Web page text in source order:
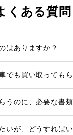
くある質問
はありますか？
でも買い取っても
うのに、必要な書類
いが、どうすればい